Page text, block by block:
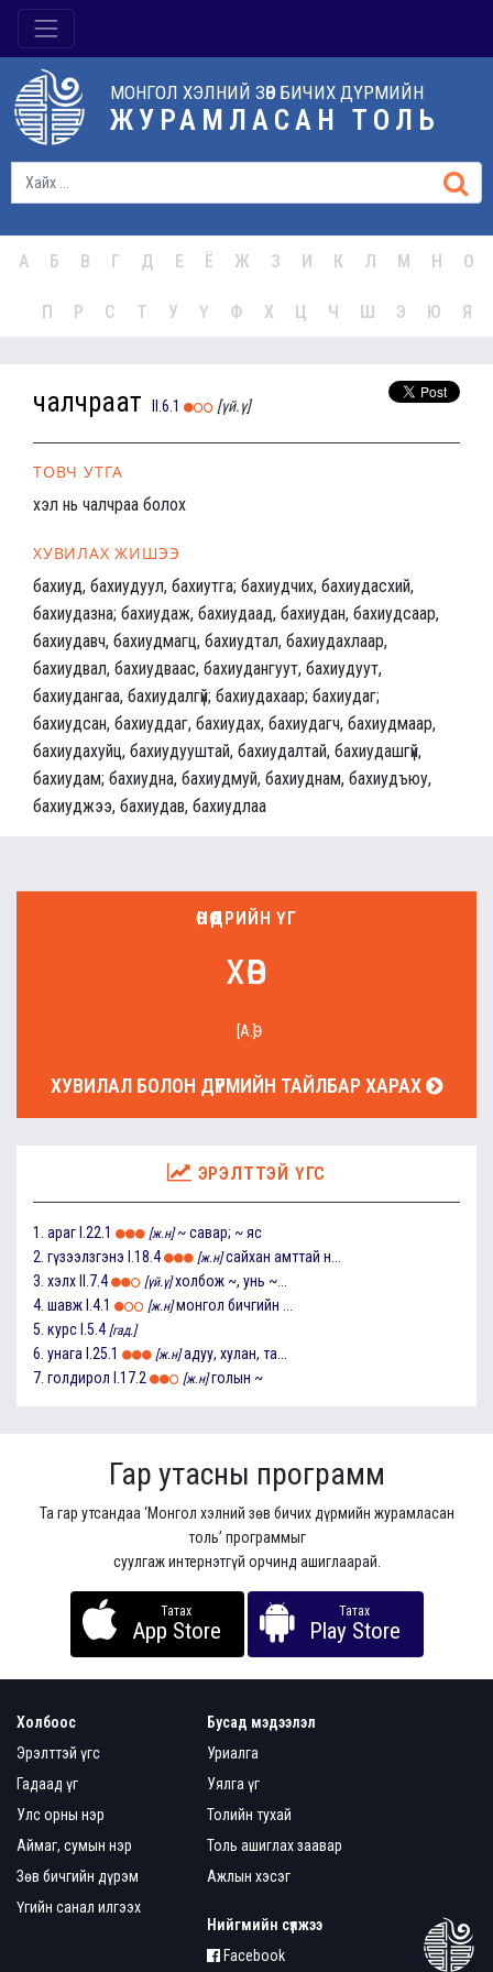
МОНГОЛ ХЭЛНИЙ ЗӨВ БИЧИХ ДҮРМИЙН
ЖУРАМЛАСАН ТОЛЬ
А Б В Г Д Е Ё Ж З И К Л М Н О
П Р С Т У Ү Ф Х Ц Ч Ш Э Ю Я
чалчраат II.6.1 [үй.ү]
ТОВЧ УТГА
хэл нь чалчраа болох
ХУВИЛАХ ЖИШЭЭ
бахиуд, бахиудуул, бахиутга; бахиудчих, бахиудасхий,
бахиудазна; бахиудаж, бахиудаад, бахиудан, бахиудсаар,
бахиудавч, бахиудмагц, бахиудтал, бахиудахлаар,
бахиудвал, бахиудваас, бахиудангуут, бахиудуут,
бахиудангаа, бахиудалгүй; бахиудахаар; бахиудаг;
бахиудсан, бахиуддаг, бахиудах, бахиудагч, бахиудмаар,
бахиудахуйц, бахиудууштай, бахиудалтай, бахиудашгүй,
бахиудам; бахиудна, бахиудмуй, бахиуднам, бахиудъюу,
бахиуджээ, бахиудав, бахиудлаа
ӨНӨӨДРИЙН ҮГ
хөв
[А.Ө]
ХУВИЛАЛ БОЛОН ДҮРМИЙН ТАЙЛБАР ХАРАХ
ЭРЭЛТТЭЙ ҮГС
1. араг I.22.1 [ж.н] ~ савар; ~ яс
2. гүзээлзгэнэ I.18.4 [ж.н] сайхан амттай н...
3. хэлх II.7.4 [үй.ү] холбож ~, унь ~...
4. шавж I.4.1 [ж.н] монгол бичгийн ...
5. курс I.5.4 [гад.]
6. унага I.25.1 [ж.н] адуу, хулан, та...
7. голдирол I.17.2 [ж.н] голын ~
Гар утасны программ
Та гар утсандаа ‘Монгол хэлний зөв бичих дүрмийн журамласан
толь’ программыг
суулгаж интернэтгүй орчинд ашиглаарай.
Татах
App Store
Татах
Play Store
Холбоос
Эрэлттэй үгс
Гадаад үг
Улс орны нэр
Аймаг, сумын нэр
Зөв бичгийн дүрэм
Үгийн санал илгээх
Бусад мэдээлэл
Уриалга
Уялга үг
Толийн тухай
Толь ашиглах заавар
Ажлын хэсэг
Нийгмийн сүлжээ
Facebook